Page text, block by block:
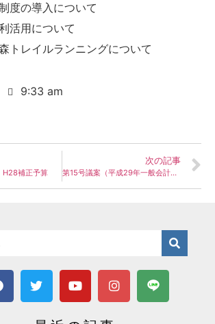
度の導入について
活用について
トレイルランニングについて
9:33 am
H28補正予算
次の記事
第15号議案（平成29年一般会計予算）総務委員会審査報告